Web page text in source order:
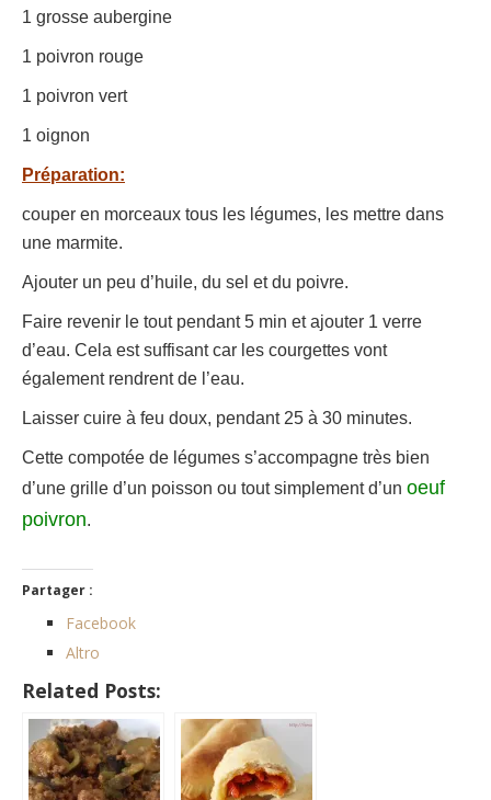
1 grosse aubergine
1 poivron rouge
1 poivron vert
1 oignon
Préparation:
couper en morceaux tous les légumes, les mettre dans
une marmite.
Ajouter un peu d’huile, du sel et du poivre.
Faire revenir le tout pendant 5 min et ajouter 1 verre
d’eau. Cela est suffisant car les courgettes vont
également rendrent de l’eau.
Laisser cuire à feu doux, pendant 25 à 30 minutes.
Cette compotée de légumes s’accompagne très bien
d’une grille d’un poisson ou tout simplement d’un oeuf
poivron.
Partager :
Facebook
Altro
Related Posts: